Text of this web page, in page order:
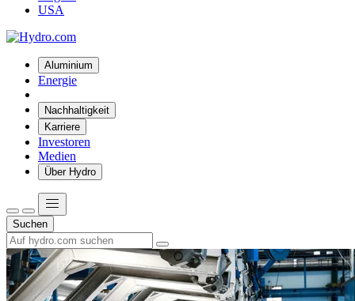
USA
Aluminium
Energie
Nachhaltigkeit
Karriere
Investoren
Medien
Über Hydro
Suchen